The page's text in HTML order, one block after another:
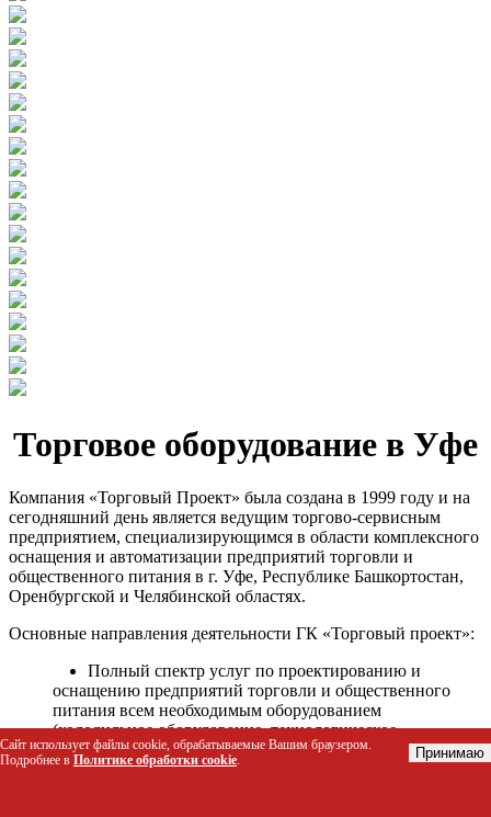
Торговое оборудование в Уфе
Компания «Торговый Проект» была создана в 1999 году и на
сегодняшний день является ведущим торгово-сервисным
предприятием, специализирующимся в области комплексного
оснащения и автоматизации предприятий торговли и
общественного питания в г. Уфе, Республике Башкортостан,
Оренбургской и Челябинской областях.
Основные направления деятельности ГК «Торговый проект»:
Полный спектр услуг по проектированию и
оснащению предприятий торговли и общественного
питания всем необходимым оборудованием
(холодильное оборудование, технологическое
оборудование, стеллажное оборудование и т.д.);
Автоматизация торговых процессов и внедрения
Сайт использует файлы cookie, обрабатываемые Вашим браузером.
Подробнее в Политике обработки cookie. Принимаю